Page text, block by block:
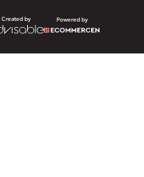
Created by Powered by